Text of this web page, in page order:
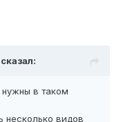
нужны в таком
несколько видов